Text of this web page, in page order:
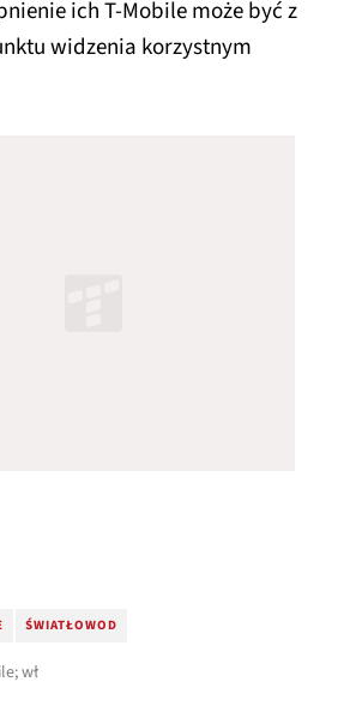
ich T-Mobile może być z
widzenia korzystnym
ŚWIATŁOWOD
wł